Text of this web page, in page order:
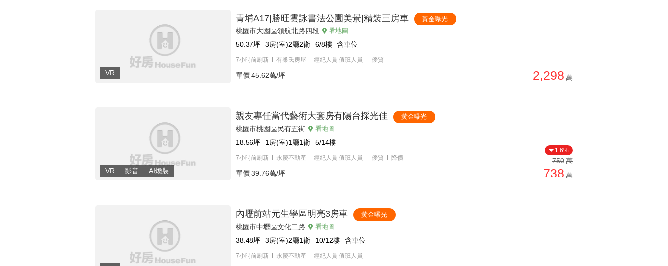
青埔A17|勝旺雲詠書法公園美景|精裝三房車 黃金曝光
桃園市大園區領航北路四段 看地圖
50.37坪 3房(室)2廳2衛 6/8樓 含車位
7小時前刷新 有巢氏房屋 經紀人員 值班人員 優質
單價 45.62萬/坪 2,298 萬
親友專任當代藝術大套房有陽台採光佳 黃金曝光
桃園市桃園區民有五街 看地圖
18.56坪 1房(室)1廳1衛 5/14樓
7小時前刷新 永慶不動產 經紀人員 值班人員 優質 降價
單價 39.76萬/坪
1.6%
750萬
738 萬
內壢前站元生學區明亮3房車 黃金曝光
桃園市中壢區文化二路 看地圖
38.48坪 3房(室)2廳1衛 10/12樓 含車位
7小時前刷新 永慶不動產 經紀人員 值班人員